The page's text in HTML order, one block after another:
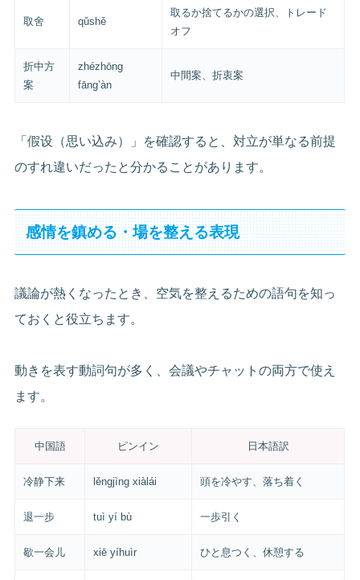
取舍 qǔshě
取るか捨てるかの選択、トレード
オフ
折中方
案
zhézhōng
fāng’àn
中間案、折衷案
「假设（思い込み）」を確認すると、対立が単なる前提
のすれ違いだったと分かることがあります。
感情を鎮める・場を整える表現
議論が熱くなったとき、空気を整えるための語句を知っ
ておくと役立ちます。
動きを表す動詞句が多く、会議やチャットの両方で使え
ます。
中国語 ピンイン 日本語訳
冷静下来 lěngjìng xiàlái 頭を冷やす、落ち着く
退一步 tuì yí bù 一歩引く
歇一会儿 xiē yíhuìr ひと息つく、休憩する